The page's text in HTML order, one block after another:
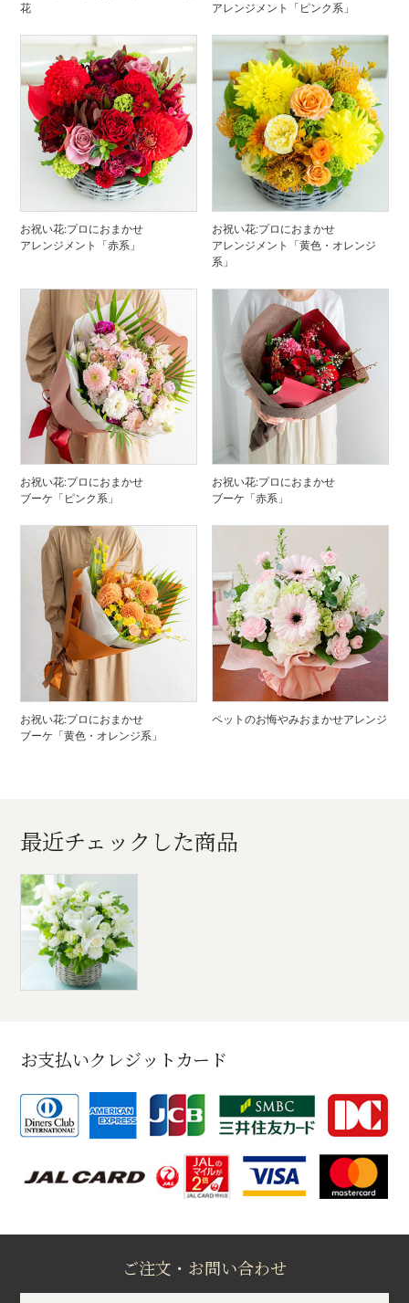
花
アレンジメント「ピンク系」
お祝い花:プロにおまかせ
アレンジメント「赤系」
お祝い花:プロにおまかせ
アレンジメント「黄色・オレンジ
系」
お祝い花:プロにおまかせ
ブーケ「ピンク系」
お祝い花:プロにおまかせ
ブーケ「赤系」
お祝い花:プロにおまかせ
ブーケ「黄色・オレンジ系」
ペットのお悔やみおまかせアレンジ
最近チェックした商品
お支払いクレジットカード
ご注文・お問い合わせ